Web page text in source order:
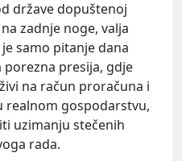
države dopuštenoj
zadnje noge, valja
samo pitanje dana
porezna presija, gdje
na račun proračuna i
realnom gospodarstvu,
uzimanju stečenih
rada.